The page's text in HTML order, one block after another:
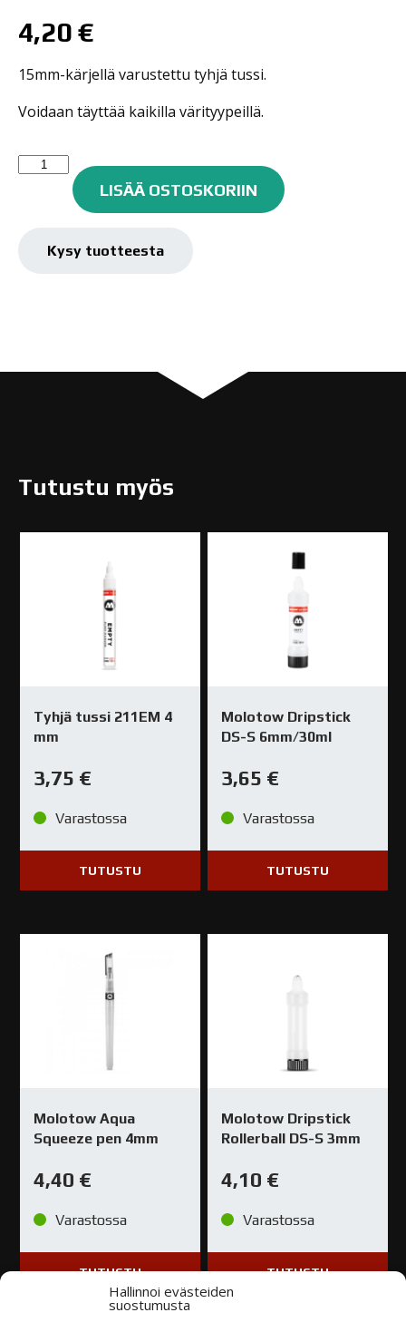
Hallinnoi evästeiden
suostumusta
4,20 €
15mm-kärjellä varustettu tyhjä tussi.
Voidaan täyttää kaikilla värityypeillä.
Tyhjä
LISÄÄ OSTOSKORIIN
Kysy tuotteesta
Tutustu myös
Tyhjä tussi 211EM 4
mm
3,75 €
Varastossa
TUTUSTU
Molotow Dripstick
DS-S 6mm/30ml
3,65 €
Varastossa
TUTUSTU
Molotow Aqua
Squeeze pen 4mm
4,40 €
Varastossa
TUTUSTU
Molotow Dripstick
Rollerball DS-S 3mm
4,10 €
Varastossa
TUTUSTU